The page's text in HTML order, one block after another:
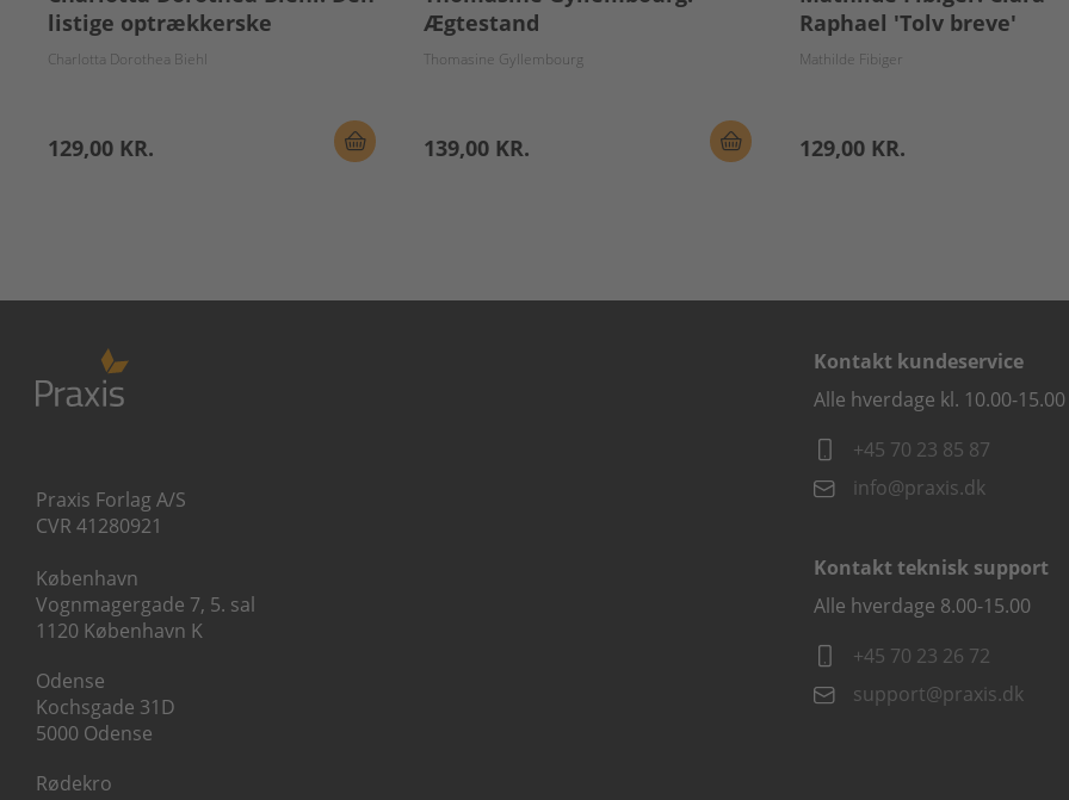
listige optrækkerske
Charlotta Dorothea Biehl
129,00 KR.
Ægtestand
Thomasine Gyllembourg
139,00 KR.
Raphael 'Tolv breve'
Mathilde Fibiger
129,00 KR.
Praxis Forlag A/S
CVR 41280921
København
Vognmagergade 7, 5. sal
1120 København K
Odense
Kochsgade 31D
5000 Odense
Rødekro
Kontakt kundeservice
Alle hverdage kl. 10.00-15.00
+45 70 23 85 87
info@praxis.dk
Kontakt teknisk support
Alle hverdage 8.00-15.00
+45 70 23 26 72
support@praxis.dk